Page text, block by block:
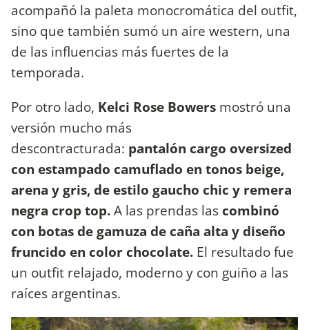
acompañó la paleta monocromática del outfit,
sino que también sumó un aire western, una
de las influencias más fuertes de la
temporada.
Por otro lado, Kelci Rose Bowers mostró una
versión mucho más
descontracturada: pantalón cargo oversized
con estampado camuflado en tonos beige,
arena y gris, de estilo gaucho chic y remera
negra crop top.A las prendas las combinó
con botas de gamuza de caña alta y diseño
fruncido en color chocolate. El resultado fue
un outfit relajado, moderno y con guiño a las
raíces argentinas.